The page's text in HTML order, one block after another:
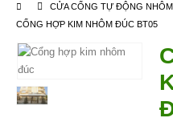
CỬA CỔNG TỰ ĐỘNG
CỔNG HỢP KIM NHÔM ĐÚC BT05